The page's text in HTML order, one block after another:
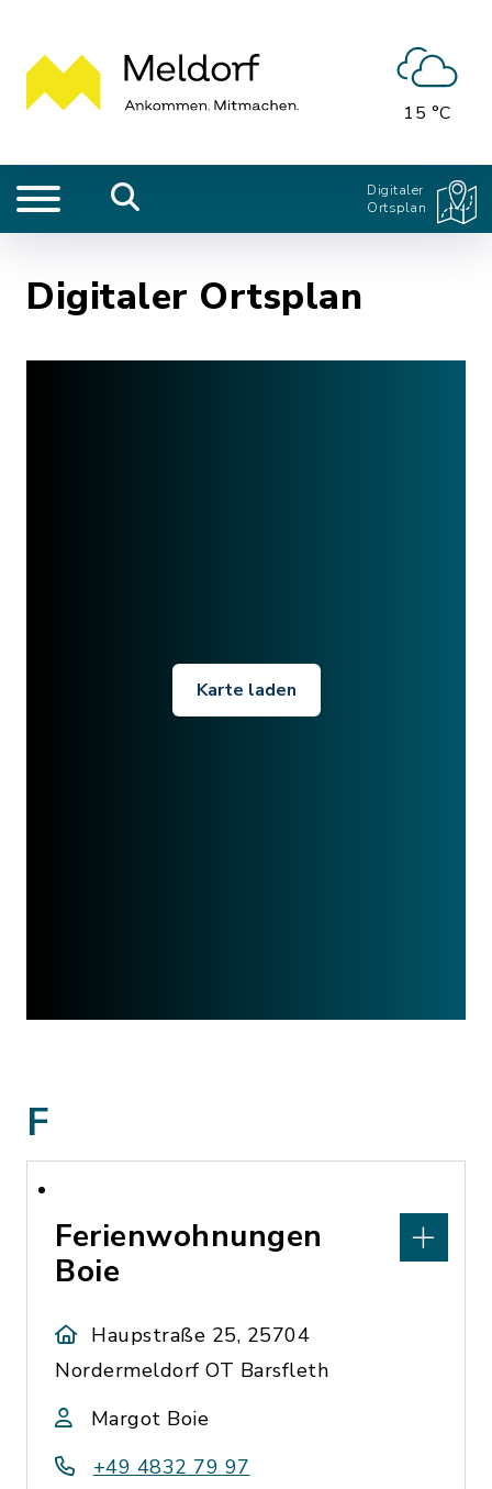
15 °C
Digitaler
Ortsplan
Digitaler Ortsplan
Karte laden
F
Ferienwohnungen
Boie
Haupstraße 25, 25704
Nordermeldorf OT Barsfleth
Margot Boie
+49 4832 79 97